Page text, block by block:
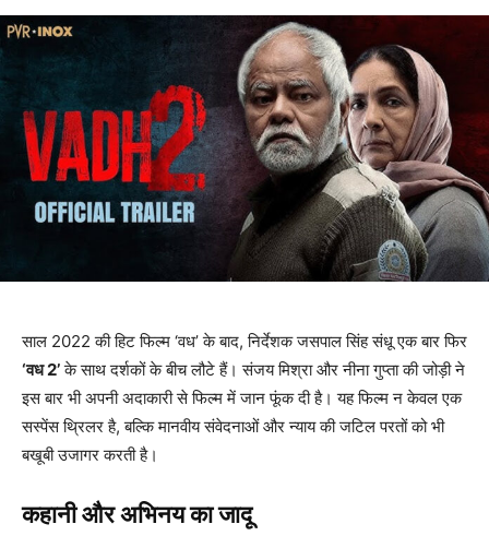
साल 2022 की हिट फिल्म ‘वध’ के बाद, निर्देशक जसपाल सिंह संधू एक बार फिर
‘वध 2’के साथ दर्शकों के बीच लौटे हैं। संजय मिश्रा और नीना गुप्ता की जोड़ी ने
इस बार भी अपनी अदाकारी से फिल्म में जान फूंक दी है। यह फिल्म न केवल एक
सस्पेंस थ्रिलर है, बल्कि मानवीय संवेदनाओं और न्याय की जटिल परतों को भी
बखूबी उजागर करती है।
कहानी और अभिनय का जादू